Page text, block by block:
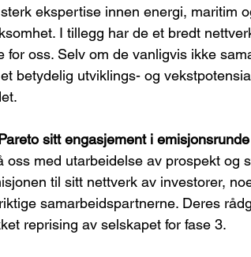
ekspertise innen energi, maritim
I tillegg har de et bredt
for oss. Selv om de vanligvis ikke
betydelig utviklings- og
sitt engasjement i
oss med utarbeidelse av prospekt og
til sitt nettverk av investorer,
samarbeidspartnerne. Deres
reprising av selskapet for fase 3.